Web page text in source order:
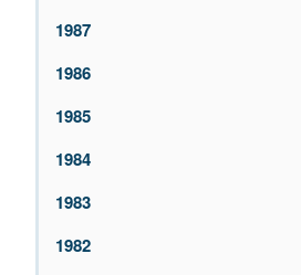
1987
1986
1985
1984
1983
1982